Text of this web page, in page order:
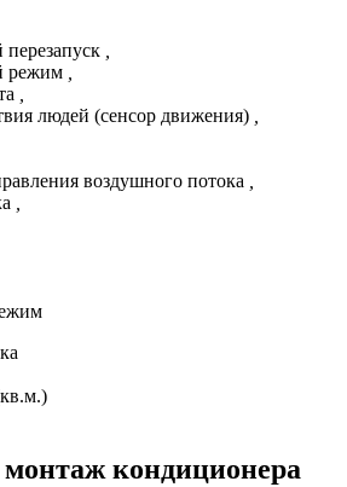
режим
людей (сенсор движения)
воздушного потока
кондиционера